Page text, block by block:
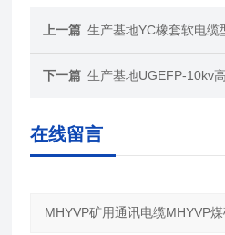
上一篇 生产基地YC橡套软电缆
下一篇 生产基地UGEFP-10kv
在线留言